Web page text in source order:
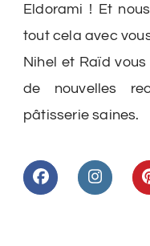
Eldorami ! Et
tout cela avec
Nihel et Raïd
de nouvelles
pâtisserie saines.